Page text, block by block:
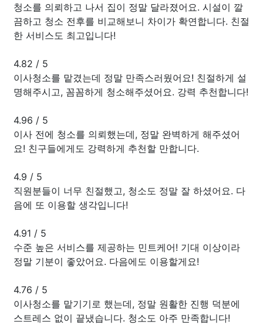
청소를 의뢰하고 나서 집이 정말 달라졌어요. 시설이 깔
끔하고 청소 전후를 비교해보니 차이가 확연합니다. 친절
한 서비스도 최고입니다!
4.82 / 5
이사청소를 맡겼는데 정말 만족스러웠어요! 친절하게 설
명해주시고, 꼼꼼하게 청소해주셨어요. 강력 추천합니다!
4.96 / 5
이사 전에 청소를 의뢰했는데, 정말 완벽하게 해주셨어
요! 친구들에게도 강력하게 추천할 만합니다.
4.9 / 5
직원분들이 너무 친절했고, 청소도 정말 잘 하셨어요. 다
음에 또 이용할 생각입니다!
4.91 / 5
수준 높은 서비스를 제공하는 민트케어! 기대 이상이라
정말 기분이 좋았어요. 다음에도 이용할게요!
4.76 / 5
이사청소를 맡기기로 했는데, 정말 원활한 진행 덕분에
스트레스 없이 끝냈습니다. 청소도 아주 만족합니다!